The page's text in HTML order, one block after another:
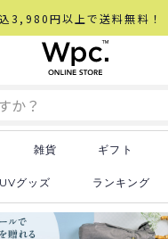
3,980円以上で送料無料！
雑貨 ギフト
UVグッズ ランキング